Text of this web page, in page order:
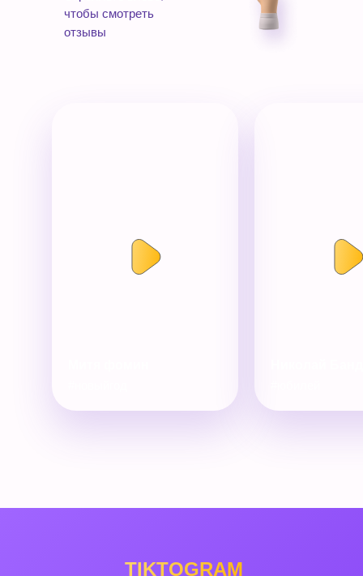
чтобы смотреть
отзывы
TIKTOGRAM